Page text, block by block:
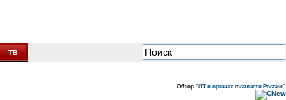
новых условиях
ТВ
Обзор "ИТ в органах госвласти России"